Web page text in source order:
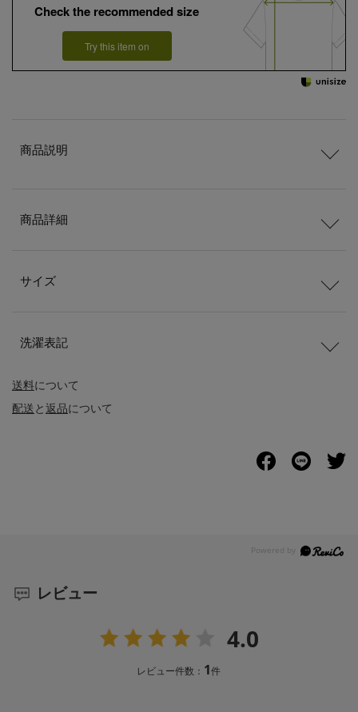
Check the recommended size
Try this item on
送料について
配送と返品について
商品説明
商品詳細
サイズ
洗濯表記
レビュー
4.0
レビュー件数： 1件